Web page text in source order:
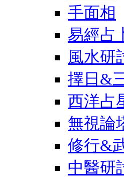
手面相
易經占
風水研
擇日&
西洋占
無視論
修行&
中醫研